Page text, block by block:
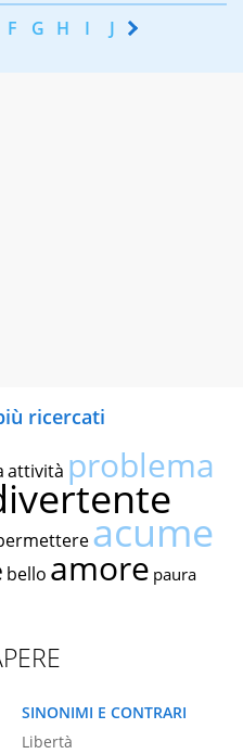
F G H I J K
ricercati
attività problema
acume
bello amore paura
SINONIMI E CONTRARI
Libertà